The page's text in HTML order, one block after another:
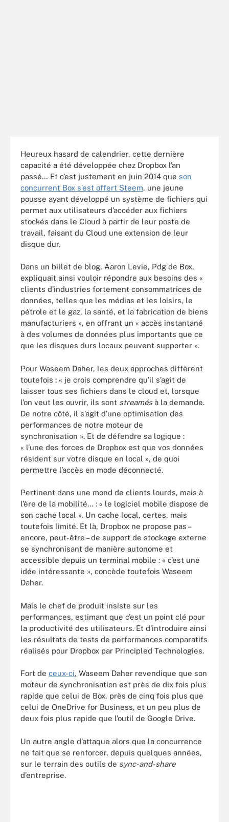
Heureux hasard de calendrier, cette dernière
capacité a été développée chez Dropbox l’an
passé… Et c’est justement en juin 2014 que son
concurrent Box s’est offert Steem, une jeune
pousse ayant développé un système de fichiers qui
permet aux utilisateurs d’accéder aux fichiers
stockés dans le Cloud à partir de leur poste de
travail, faisant du Cloud une extension de leur
disque dur.
Dans un billet de blog, Aaron Levie, Pdg de Box,
expliquait ainsi vouloir répondre aux besoins des «
clients d’industries fortement consommatrices de
données, telles que les médias et les loisirs, le
pétrole et le gaz, la santé, et la fabrication de biens
manufacturiers », en offrant un « accès instantané
à des volumes de données plus importants que ce
que les disques durs locaux peuvent supporter ».
Pour Waseem Daher, les deux approches diffèrent
toutefois : « je crois comprendre qu’il s’agit de
laisser tous ses fichiers dans le cloud et, lorsque
l’on veut les ouvrir, ils sont streamésà la demande.
De notre côté, il s’agit d’une optimisation des
performances de notre moteur de
synchronisation ». Et de défendre sa logique :
« l’une des forces de Dropbox est que vos données
résident sur votre disque en local », de quoi
permettre l’accès en mode déconnecté.
Pertinent dans une mond de clients lourds, mais à
l’ère de la mobilité… : « le logiciel mobile dispose de
son cache local ». Un cache local, certes, mais
toutefois limité. Et là, Dropbox ne propose pas –
encore, peut-être – de support de stockage externe
se synchronisant de manière autonome et
accessible depuis un terminal mobile : « c’est une
idée intéressante », concède toutefois Waseem
Daher.
Mais le chef de produit insiste sur les
performances, estimant que c’est un point clé pour
la productivité des utilisateurs. Et d’introduire ainsi
les résultats de tests de performances comparatifs
réalisés pour Dropbox par Principled Technologies.
Fort de ceux-ci, Waseem Daher revendique que son
moteur de synchronisation est près de dix fois plus
rapide que celui de Box, près de cinq fois plus que
celui de OneDrive for Business, et un peu plus de
deux fois plus rapide que l’outil de Google Drive.
Un autre angle d’attaque alors que la concurrence
ne fait que se renforcer, depuis quelques années,
sur le terrain des outils de sync-and-share
d’entreprise.